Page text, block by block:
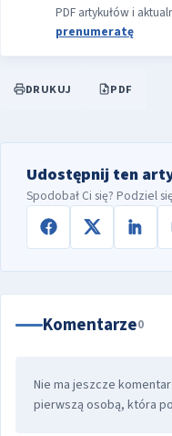
PDF artykułów i
prenumeratę
DRUKUJ PDF
Udostępnij ten
Spodobał Ci się? Podziel
Komentarze0
Nie ma jeszcze
pierwszą osobą, która